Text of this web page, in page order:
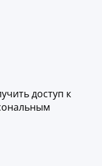
доступ к